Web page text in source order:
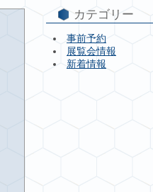
カテゴリー
事前予約
展覧会情報
新着情報